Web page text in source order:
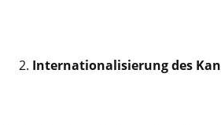
Internationalisierung des